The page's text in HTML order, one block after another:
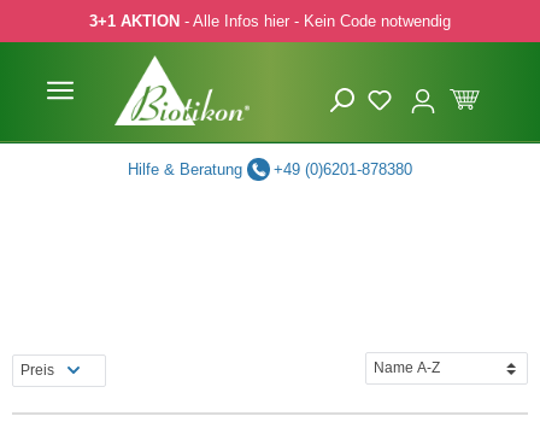
Hauptinhalt springen
Zur Suche springen
Zur Hauptnavigation springen
3+1 AKTION - Alle Infos hier - Kein Code notwendig
Hilfe & Beratung +49 (0)6201-878380
Preis